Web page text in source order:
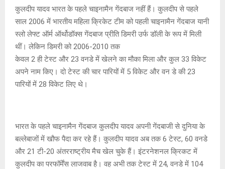
कुलदीप यादव भारत के पहले चाइनामैन गेंदबाज नहीं हैं। कुलदीप से पहले
साल 2006 में भारतीय महिला क्रिकेट टीम को पहली चाइनामैन गेंदबाज यानी
स्लो लेफ्ट ऑर्म ऑर्थोडॉक्स गेंदबाज प्रीति डिमरी उर्फ डॉली के रूप में मिली
थीं। लेकिन डिमरी को 2006-2010 तक
केवल 2 ही टेस्ट और 23 वनडे में खेलने का मौका मिला और कुल 33 विकेट
अपने नाम किए। दो टेस्ट की चार पारियों में 5 विकेट और वन डे की 23
पारियों में 28 विकेट लिए थे।
भारत के पहले चाइनामैन गेंदबाज कुलदीप यादव अपनी गेंदबाजी से दुनिया के
बल्लेबाजों में खौफ पैदा कर रहे हैं। कुलदीप यादव अब तक 6 टेस्ट, 60 वनडे
और 21 टी-20 अंतरराष्ट्रीय मैच खेल चुके हैं। इंटरनेशनल क्रिकट में
कुलदीप का परफॉर्मेंस लाजवाब है। वह अभी तक टेस्ट में 24, वनडे में 104